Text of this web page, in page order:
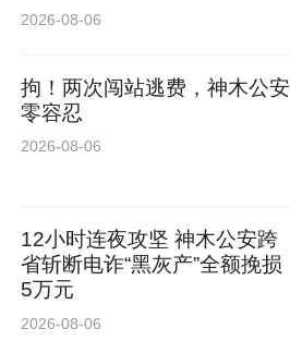
2026-08-06
拘！两次闯站逃费，神木公安
零容忍
2026-08-06
12小时连夜攻坚 神木公安跨
省斩断电诈“黑灰产”全额挽损
5万元
2026-08-06